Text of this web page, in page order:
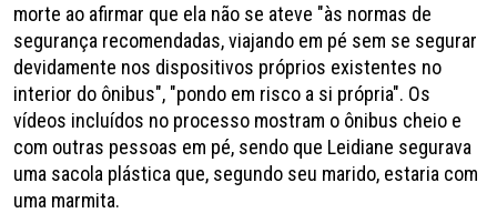
morte ao afirmar que ela não se ateve "às normas de
segurança recomendadas, viajando em pé sem se segurar
devidamente nos dispositivos próprios existentes no
interior do ônibus", "pondo em risco a si própria". Os
vídeos incluídos no processo mostram o ônibus cheio e
com outras pessoas em pé, sendo que Leidiane segurava
uma sacola plástica que, segundo seu marido, estaria com
uma marmita.